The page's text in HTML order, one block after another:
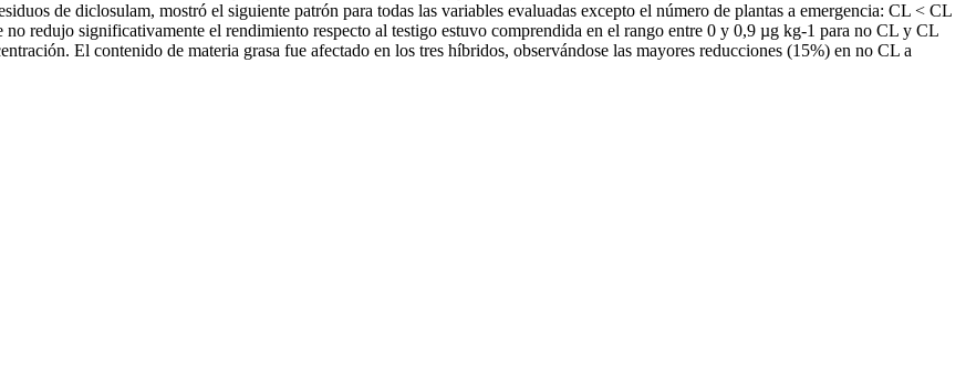
de diclosulam, mostró el siguiente patrón para todas las variables evaluadas excepto el número de plantas a emergencia: CL < CL
redujo significativamente el rendimiento respecto al testigo estuvo comprendida en el rango entre 0 y 0,9 µg kg-1 para no CL y CL
El contenido de materia grasa fue afectado en los tres híbridos, observándose las mayores reducciones (15%) en no CL a